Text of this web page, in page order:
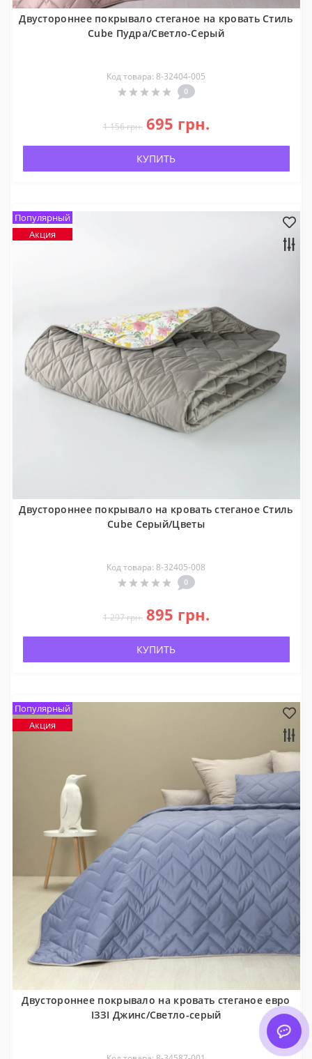
Двустороннее покрывало стеганое на кровать Стиль
Cube Пудра/Светло-Серый
Код товара: 8-32404-005
0
1 156 грн. 695 грн.
КУПИТЬ
Популярный
Акция
Двустороннее покрывало на кровать стеганое Стиль
Cube Серый/Цветы
Код товара: 8-32405-008
0
1 297 грн. 895 грн.
КУПИТЬ
Популярный
Акция
Двустороннее покрывало на кровать стеганое евро
ІЗЗІ Джинс/Светло-серый